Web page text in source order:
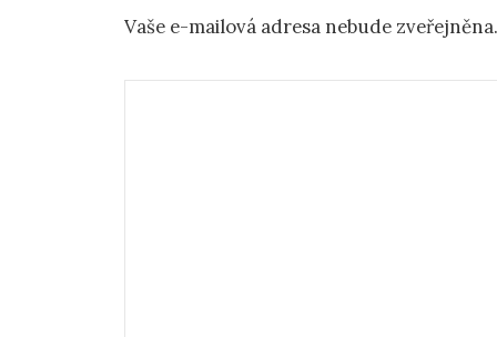
Vaše e-mailová adresa nebude zveřejněna.